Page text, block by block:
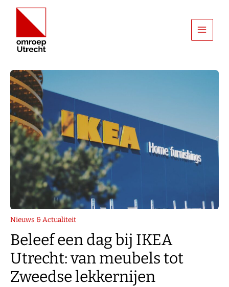
inhoud
Nieuws & Actualiteit
Beleef een dag bij IKEA
Utrecht: van meubels tot
Zweedse lekkernijen